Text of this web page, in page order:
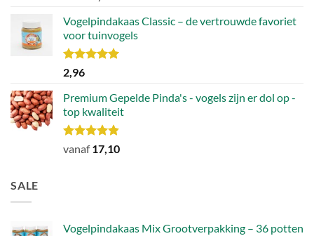
uit 5
Vogelpindakaas Classic – de vertrouwde favoriet
voor tuinvogels
Waardering
5.00
2,96
Premium Gepelde Pinda's - vogels zijn er dol op -
top kwaliteit
Waardering
uit 5
vanaf17,10
SALE
Vogelpindakaas Mix Grootverpakking – 36 potten